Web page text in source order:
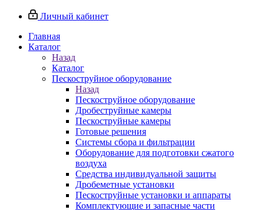
Личный кабинет
Главная
Каталог
Назад
Каталог
Пескоструйное оборудование
Назад
Пескоструйное оборудование
Дробеструйные камеры
Пескоструйные камеры
Готовые решения
Системы сбора и фильтрации
Оборудование для подготовки сжатого
воздуха
Средства индивидуальной защиты
Дробеметные установки
Пескоструйные установки и аппараты
Комплектующие и запасные части